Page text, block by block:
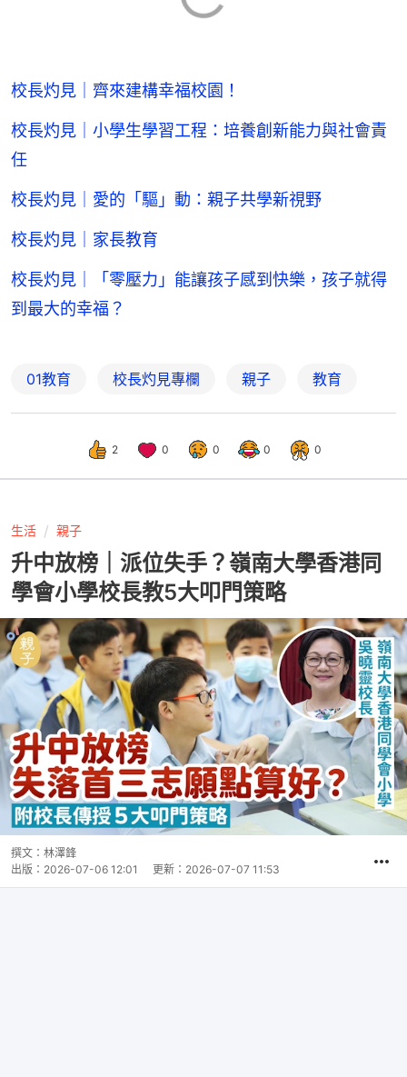
校長灼見｜齊來建構幸福校園！
校長灼見｜小學生學習工程：培養創新能力與社會責
任
校長灼見｜愛的「驅」動：親子共學新視野
校長灼見｜家長教育
校長灼見｜「零壓力」能讓孩子感到快樂，孩子就得
到最大的幸福？
01教育 校長灼見專欄 親子 教育
2 0 0 0 0
生活 親子
升中放榜｜派位失手？嶺南大學香港同
學會小學校長教5大叩門策略
撰文： 林澤鋒
出版： 2026-07-06 12:01 更新： 2026-07-07 11:53